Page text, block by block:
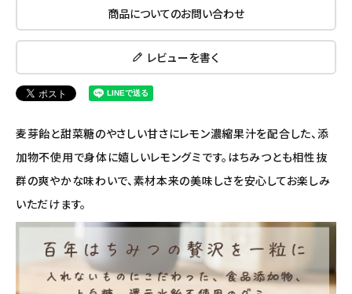
エコリュクス
エコメイト
アルマウィン
アルモニベルツ
コラム・スタッフのおすすめ
ご利用ガイド等
商品についてのお問い合わせ
レビューを書く
麦芽飴と甜菜糖のやさしい甘さにレモン濃縮果汁を配合した、添
加物不使用で身体に嬉しいレモングミです。はちみつとも相性抜
群の爽やかな味わいで、素材本来の美味しさを安心してお楽しみ
いただけます。